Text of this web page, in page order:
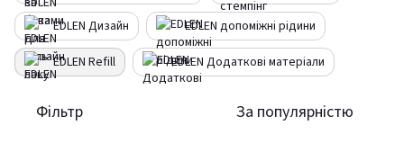
EDLEN Дизайн
EDLEN допоміжні рідини
EDLEN Refill
EDLEN Додаткові матеріали
Фільтр За популярністю